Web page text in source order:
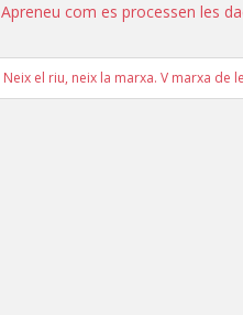
Apreneu com es processen les
Neix el riu, neix la marxa. V marxa de